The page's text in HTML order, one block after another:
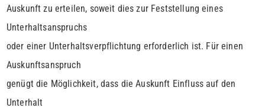
Auskunft zu erteilen, soweit dies zur Feststellung eines
Unterhaltsanspruchs
oder einer Unterhaltsverpflichtung erforderlich ist. Für einen
Auskunftsanspruch
genügt die Möglichkeit, dass die Auskunft Einfluss auf den
Unterhalt